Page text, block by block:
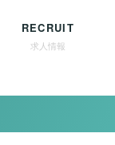
RECRUIT
求人情報